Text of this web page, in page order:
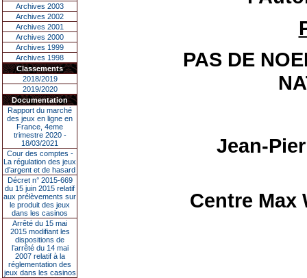
Archives 2003
Archives 2002
Archives 2001
Archives 2000
Archives 1999
Archives 1998
Classements
2018/2019
2019/2020
Documentation
Rapport du marché
des jeux en ligne en
France, 4eme
trimestre 2020 -
18/03/2021
Cour des comptes -
La régulation des jeux
d’argent et de hasard
Décret n° 2015-669
du 15 juin 2015 relatif
aux prélèvements sur
le produit des jeux
dans les casinos
Arrêté du 15 mai
2015 modifiant les
dispositions de
l’arrêté du 14 mai
2007 relatif à la
réglementation des
jeux dans les casinos
PAS DE
Jean-
Centre Max